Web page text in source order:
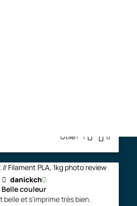
Utile? 1 0
danickch
Belle couleur
belle et s’imprime très bien.